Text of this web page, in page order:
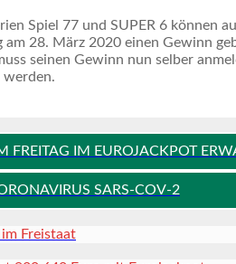
Spiel 77 und SUPER 6 können
28. März 2020 einen Gewinn
seinen Gewinn nun selber
IM EUROJACKPOT
SARS-COV-2
Freistaat